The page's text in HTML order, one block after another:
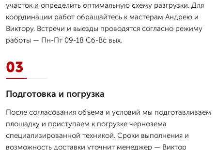
участок и определить оптимальную схему разгрузки. Для
координации работ обращайтесь к мастерам Андрею и
Виктору. Встречи и выезды проводятся согласно режиму
работы — Пн-Пт 09-18 Сб-Вс вых.
03
Подготовка и погрузка
После согласования объема и условий мы подготавливаем
площадку и приступаем к погрузке чернозема
специализированной техникой. Сроки выполнения и
возможность доставки уточнит менеджер — Виктор